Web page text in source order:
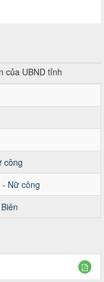
của UBND tỉnh
công
- Nữ công